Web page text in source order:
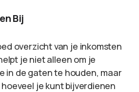
Bij
overzicht van je inkomsten
je niet alleen om je
in de gaten te houden, maar
je kunt bijverdienen